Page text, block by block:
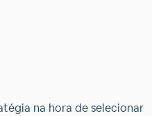
na hora de selecionar